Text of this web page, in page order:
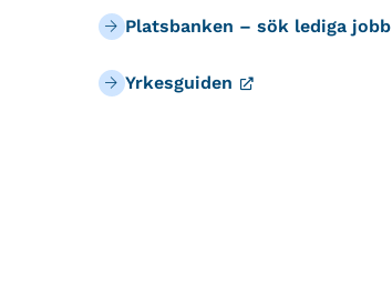
Platsbanken – sök lediga jobb
Yrkesguiden